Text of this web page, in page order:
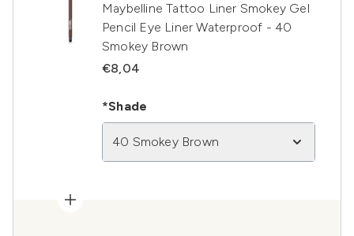
Maybelline Tattoo Liner Smokey Gel
Pencil Eye Liner Waterproof - 40
Smokey Brown
€8,04
*Shade
40 Smokey Brown